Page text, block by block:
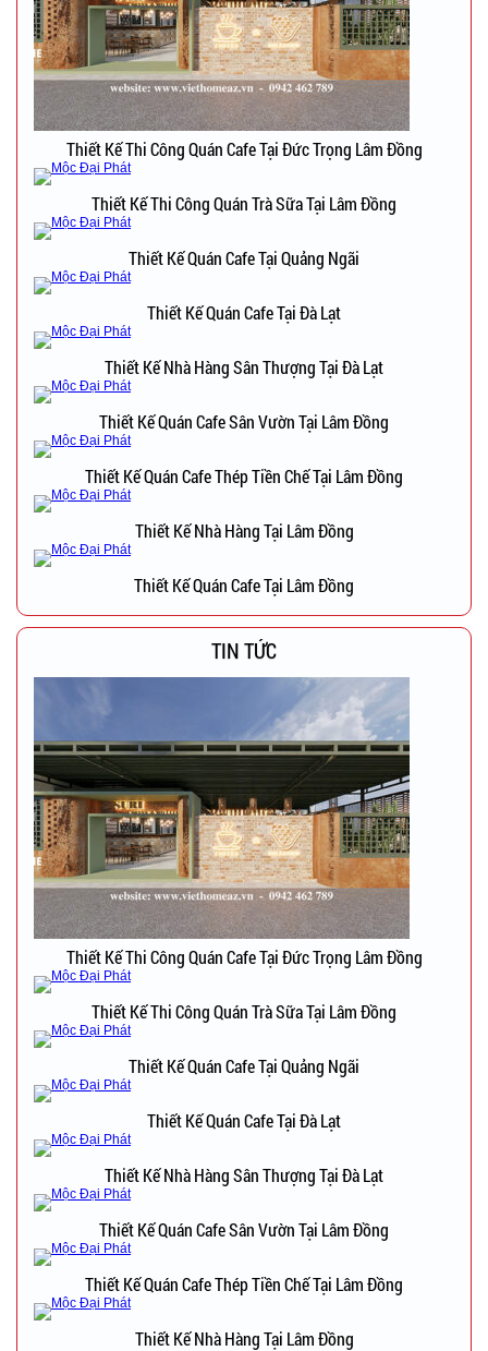
Thiết Kế Thi Công Quán Cafe Tại Đức Trọng Lâm Đồng
Thiết Kế Thi Công Quán Trà Sữa Tại Lâm Đồng
Thiết Kế Quán Cafe Tại Quảng Ngãi
Thiết Kế Quán Cafe Tại Đà Lạt
Thiết Kế Nhà Hàng Sân Thượng Tại Đà Lạt
Thiết Kế Quán Cafe Sân Vườn Tại Lâm Đồng
Thiết Kế Quán Cafe Thép Tiền Chế Tại Lâm Đồng
Thiết Kế Nhà Hàng Tại Lâm Đồng
Thiết Kế Quán Cafe Tại Lâm Đồng
TIN TỨC
Thiết Kế Thi Công Quán Cafe Tại Đức Trọng Lâm Đồng
Thiết Kế Thi Công Quán Trà Sữa Tại Lâm Đồng
Thiết Kế Quán Cafe Tại Quảng Ngãi
Thiết Kế Quán Cafe Tại Đà Lạt
Thiết Kế Nhà Hàng Sân Thượng Tại Đà Lạt
Thiết Kế Quán Cafe Sân Vườn Tại Lâm Đồng
Thiết Kế Quán Cafe Thép Tiền Chế Tại Lâm Đồng
Thiết Kế Nhà Hàng Tại Lâm Đồng